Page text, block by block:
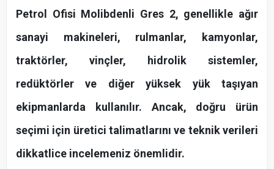
Petrol Ofisi Molibdenli Gres 2, genellikle ağır
sanayi makineleri, rulmanlar, kamyonlar,
traktörler, vinçler, hidrolik sistemler,
redüktörler ve diğer yüksek yük taşıyan
ekipmanlarda kullanılır. Ancak, doğru ürün
seçimi için üretici talimatlarını ve teknik verileri
dikkatlice incelemeniz önemlidir.